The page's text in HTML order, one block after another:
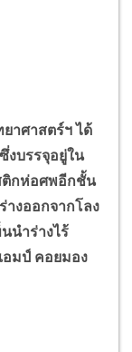
าศาสตร์ฯ ได้
งบรรจุอยู่ใน
ติกห่อศพอีกชั้น
งออกจากโลง
นำร่างไร้
มป์ คอยมอง